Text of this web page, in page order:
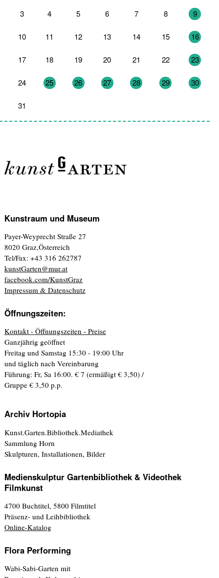
3 4 5 6 7 8 9
10 11 12 13 14 15 16
17 18 19 20 21 22 23
24 25 26 27 28 29 30
31
Kunstraum und Museum
Payer-Weyprecht Straße 27
8020 Graz,Österreich
Tel/Fax: +43 316 262787
kunstGarten@mur.at
facebook.com/KunstGraz
Impressum & Datenschutz
Öffnungszeiten:
Kontakt - Öffnungszeiten - Preise
Ganzjährig geöffnet
Freitag und Samstag 15:30 - 19:00 Uhr
und täglich nach Vereinbarung
Führung: Fr, Sa 16:00. € 7 (ermäßigt € 3,50) /
Gruppe € 3,50 p.p.
Archiv Hortopia
Kunst.Garten.Bibliothek.Mediathek
Sammlung Horn
Skulpturen, Installationen, Bilder
Medienskulptur Gartenbibliothek & Videothek
Filmkunst
4700 Buchtitel, 5800 Filmtitel
Präsenz- und Leihbibliothek
Online-Katalog
Flora Performing
Wabi-Sabi-Garten mit